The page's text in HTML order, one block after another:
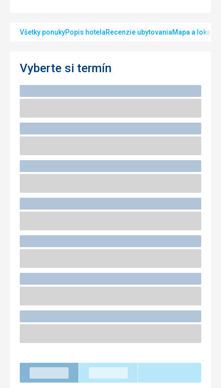
Všetky ponukyPopis hotelaRecenzie ubytovaniaMapa a lokalita
Vyberte si termín